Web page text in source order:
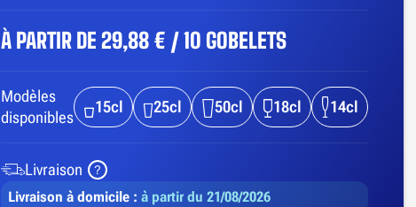
À PARTIR DE 29,88 € / 10 GOBELETS
Modèles
disponibles
15cl 25cl 50cl 18cl 14cl
Livraison
Livraison à domicile : à partir du 21/08/2026